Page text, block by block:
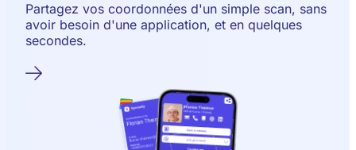
Partagez vos coordonnées d'un simple scan, sans
avoir besoin d'une application, et en quelques
secondes.